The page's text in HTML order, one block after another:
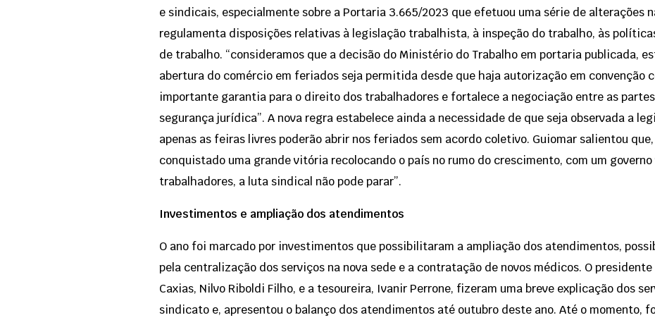
e sindicais, especialmente sobre a Portaria 3.665/2023 que efetuou uma série de alterações
regulamenta disposições relativas à legislação trabalhista, à inspeção do trabalho, às
de trabalho. “consideramos que a decisão do Ministério do Trabalho em portaria publicada,
abertura do comércio em feriados seja permitida desde que haja autorização em convenção
importante garantia para o direito dos trabalhadores e fortalece a negociação entre as
segurança jurídica”. A nova regra estabelece ainda a necessidade de que seja observada a
apenas as feiras livres poderão abrir nos feriados sem acordo coletivo. Guiomar salientou
conquistado uma grande vitória recolocando o país no rumo do crescimento, com um
trabalhadores, a luta sindical não pode parar”.
Investimentos e ampliação dos atendimentos
O ano foi marcado por investimentos que possibilitaram a ampliação dos atendimentos,
pela centralização dos serviços na nova sede e a contratação de novos médicos. O
Caxias, Nilvo Riboldi Filho, e a tesoureira, Ivanir Perrone, fizeram uma breve explicação dos
sindicato e, apresentou o balanço dos atendimentos até outubro deste ano. Até o momento,